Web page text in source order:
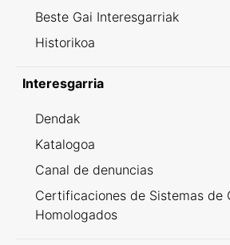
Beste Gai Interesgarriak
Historikoa
Interesgarria
Dendak
Katalogoa
Canal de denuncias
Certificaciones de Sistemas de
Homologados